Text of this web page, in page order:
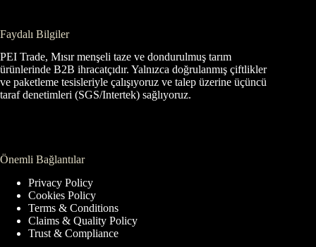
Faydalı Bilgiler
PEI Trade, Mısır menşeli taze ve dondurulmuş tarım
ürünlerinde B2B ihracatçıdır. Yalnızca doğrulanmış çiftlikler
ve paketleme tesisleriyle çalışıyoruz ve talep üzerine üçüncü
taraf denetimleri (SGS/Intertek) sağlıyoruz.
Önemli Bağlantılar
Privacy Policy
Cookies Policy
Terms & Conditions
Claims & Quality Policy
Trust & Compliance